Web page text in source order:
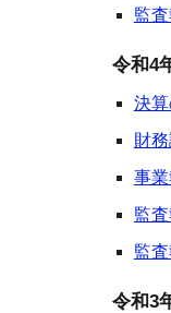
監
令和4
決
財
事
監査
監
令和3